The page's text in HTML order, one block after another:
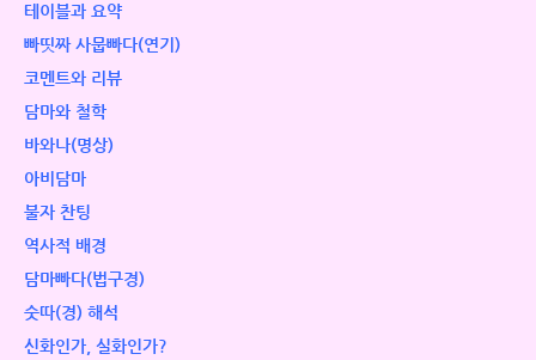
테이블과 요약
빠띳짜 사뭅빠다(연기)
코멘트와 리뷰
담마와 철학
바와나(명상)
아비담마
불자 찬팅
역사적 배경
담마빠다(법구경)
숫따(경) 해석
신화인가, 실화인가?